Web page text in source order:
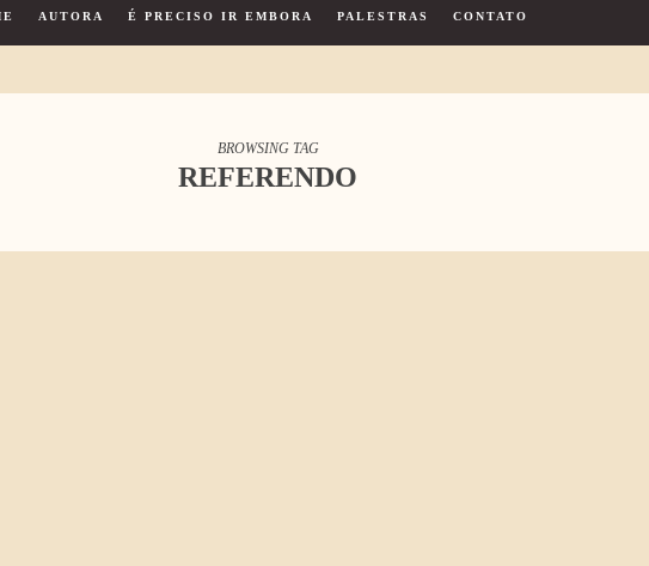
AUTORA É PRECISO IR EMBORA PALESTRAS CONTATO
BROWSING TAG
REFERENDO